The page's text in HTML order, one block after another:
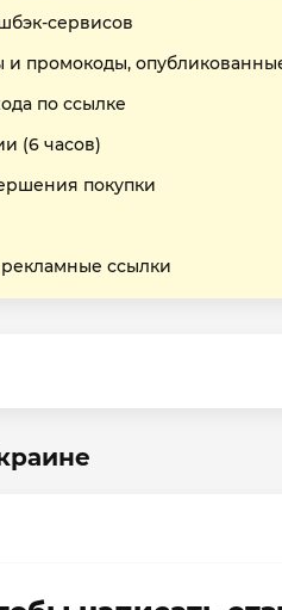
сервисов
промокоды,
по ссылке
(6 часов)
покупки
ссылки